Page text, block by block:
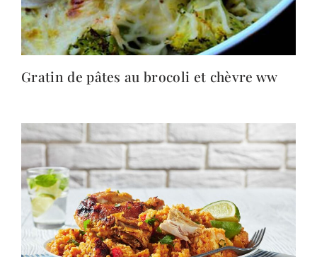
Gratin de pâtes au brocoli et chèvre ww